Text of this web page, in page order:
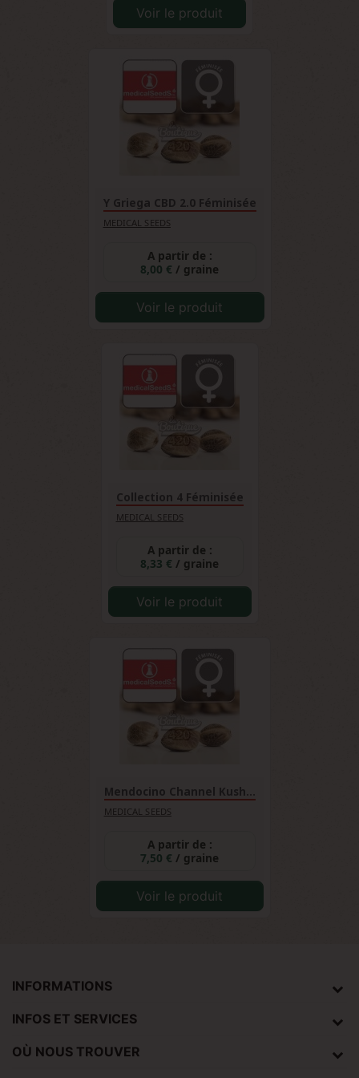
Voir le produit
Y Griega CBD 2.0 Féminisée
MEDICAL SEEDS
A partir de :
8,00 € / graine
Voir le produit
Collection 4 Féminisée
MEDICAL SEEDS
A partir de :
8,33 € / graine
Voir le produit
Mendocino Channel Kush...
MEDICAL SEEDS
A partir de :
7,50 € / graine
Voir le produit
INFORMATIONS
INFOS ET SERVICES
OÙ NOUS TROUVER